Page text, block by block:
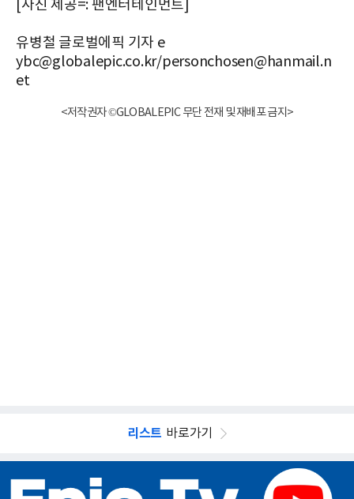
[사진 제공=: 팬엔터테인먼트]
유병철 글로벌에픽 기자 e
ybc@globalepic.co.kr/personchosen@hanmail.n
et
<저작권자 ©GLOBALEPIC 무단 전재 및 재배포 금지>
리스트 바로가기